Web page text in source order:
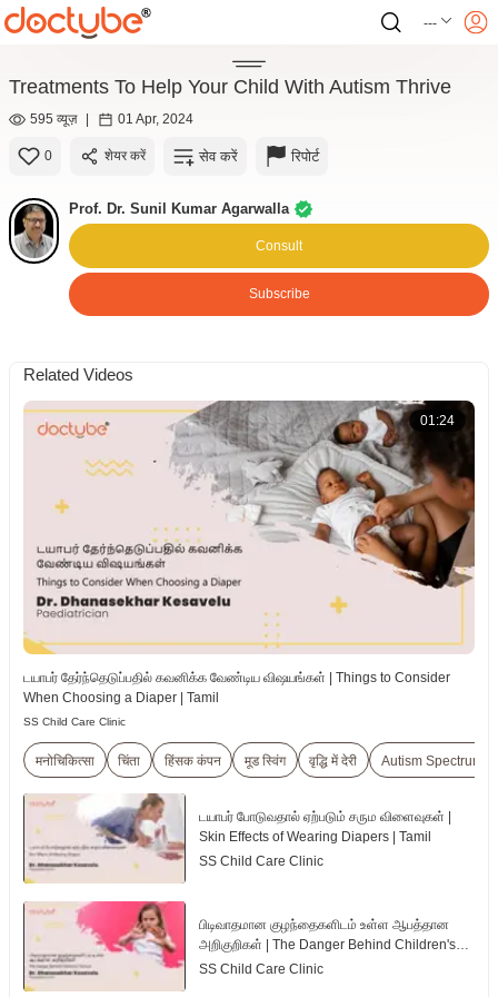
---
Treatments To Help Your Child With Autism Thrive
595 व्यूज़ | 01 Apr, 2024
0 शेयर करें सेव करें रिपोर्ट
Prof. Dr. Sunil Kumar Agarwalla
Consult
Subscribe
Related Videos
01:24
டயாபர் தேர்ந்தெடுப்பதில் கவனிக்க வேண்டிய விஷயங்கள் | Things to Consider
When Choosing a Diaper | Tamil
SS Child Care Clinic
मनोचिकित्सा चिंता हिंसक कंपन मूड स्विंग वृद्धि में देरी Autism Spectrum
டயாபர் போடுவதால் ஏற்படும் சரும விளைவுகள் |
Skin Effects of Wearing Diapers | Tamil
SS Child Care Clinic
பிடிவாதமான குழந்தைகளிடம் உள்ள ஆபத்தான
அறிகுறிகள் | The Danger Behind Children's
Tantrum | Tamil
SS Child Care Clinic